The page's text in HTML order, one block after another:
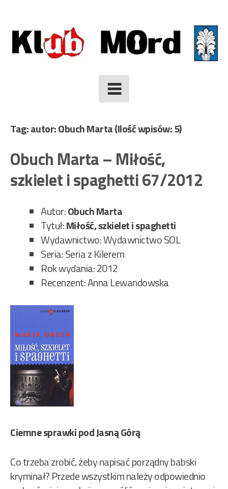
to
content
Tag: autor: Obuch Marta(Ilość wpisów: 5)
Obuch Marta – Miłość,
szkielet i spaghetti 67/2012
Autor:Obuch Marta
Tytuł:Miłość, szkielet i spaghetti
Wydawnictwo: Wydawnictwo SOL
Seria: Seria z Kilerem
Rok wydania: 2012
Recenzent: Anna Lewandowska
Ciemne sprawki pod Jasną Górą
Co trzeba zrobić, żeby napisać porządny babski
kryminał? Przede wszystkim należy odpowiednio